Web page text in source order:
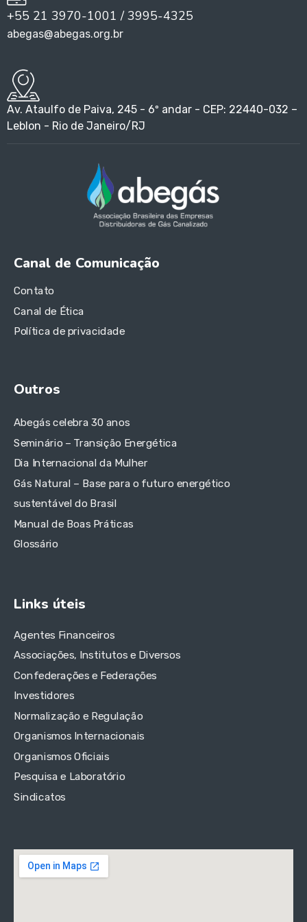
+55 21 3970-1001 / 3995-4325
abegas@abegas.org.br
Av. Ataulfo de Paiva, 245 - 6º andar - CEP: 22440-032 –
Leblon - Rio de Janeiro/RJ
Canal de Comunicação
Contato
Canal de Ética
Política de privacidade
Outros
Abegás celebra 30 anos
Seminário – Transição Energética
Dia Internacional da Mulher
Gás Natural – Base para o futuro energético
sustentável do Brasil
Manual de Boas Práticas
Glossário
Links úteis
Agentes Financeiros
Associações, Institutos e Diversos
Confederações e Federações
Investidores
Normalização e Regulação
Organismos Internacionais
Organismos Oficiais
Pesquisa e Laboratório
Sindicatos